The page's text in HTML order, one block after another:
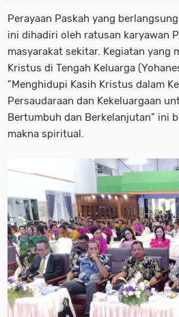
Perayaan Paskah yang
ini dihadiri oleh ratusan karyawan
masyarakat sekitar. Kegiatan yang
Kristus di Tengah Keluarga
"Menghidupi Kasih Kristus dalam
Persaudaraan dan Kekeluargaan
Bertumbuh dan Berkelanjutan" ini
makna spiritual.